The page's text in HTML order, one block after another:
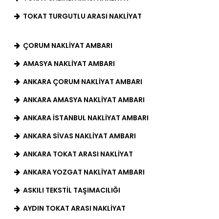
TOKAT TURGUTLU ARASI NAKLIYAT
ÇORUM NAKLIYAT AMBARI
AMASYA NAKLIYAT AMBARI
ANKARA ÇORUM NAKLIYAT AMBARI
ANKARA AMASYA NAKLIYAT AMBARI
ANKARA İSTANBUL NAKLIYAT AMBARI
ANKARA SIVAS NAKLIYAT AMBARI
ANKARA TOKAT ARASI NAKLIYAT
ANKARA YOZGAT NAKLIYAT AMBARI
ASKILI TEKSTIL TAŞIMACILIĞI
AYDIN TOKAT ARASI NAKLIYAT